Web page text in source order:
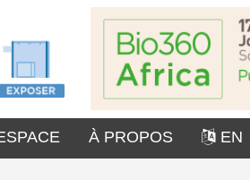
À PROPOS EN